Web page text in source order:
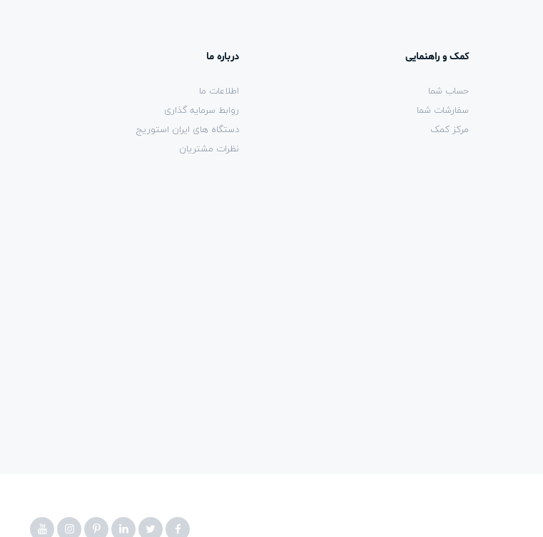
کمک و راهنمایی
حساب شما
سفارشات شما
مرکز کمک
درباره ما
اطلاعات ما
روابط سرمایه گذاری
دستگاه های ایران استوریج
نظرات مشتریان